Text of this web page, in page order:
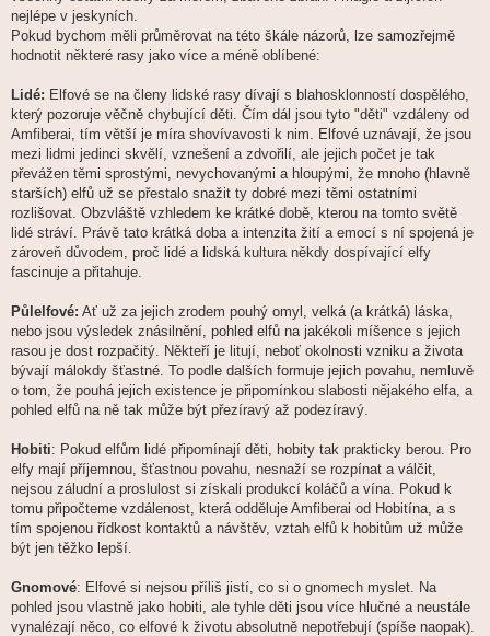
nejlépe v jeskyních.
Pokud bychom měli průměrovat na této škále názorů, lze samozřejmě
hodnotit některé rasy jako více a méně oblíbené:
Lidé: Elfové se na členy lidské rasy dívají s blahosklonností dospělého,
který pozoruje věčně chybující děti. Čím dál jsou tyto "děti" vzdáleny od
Amfiberai, tím větší je míra shovívavosti k nim. Elfové uznávají, že jsou
mezi lidmi jedinci skvělí, vznešení a zdvořilí, ale jejich počet je tak
převážen těmi sprostými, nevychovanými a hloupými, že mnoho (hlavně
starších) elfů už se přestalo snažit ty dobré mezi těmi ostatními
rozlišovat. Obzvláště vzhledem ke krátké době, kterou na tomto světě
lidé stráví. Právě tato krátká doba a intenzita žití a emocí s ní spojená je
zároveň důvodem, proč lidé a lidská kultura někdy dospívající elfy
fascinuje a přitahuje.
Půlelfové: Ať už za jejich zrodem pouhý omyl, velká (a krátká) láska,
nebo jsou výsledek znásilnění, pohled elfů na jakékoli míšence s jejich
rasou je dost rozpačitý. Někteří je litují, neboť okolnosti vzniku a života
bývají málokdy šťastné. To podle dalších formuje jejich povahu, nemluvě
o tom, že pouhá jejich existence je připomínkou slabosti nějakého elfa, a
pohled elfů na ně tak může být přezíravý až podezíravý.
Hobiti: Pokud elfům lidé připomínají děti, hobity tak prakticky berou. Pro
elfy mají příjemnou, šťastnou povahu, nesnaží se rozpínat a válčit,
nejsou záludní a proslulost si získali produkcí koláčů a vína. Pokud k
tomu připočteme vzdálenost, která odděluje Amfiberai od Hobitína, a s
tím spojenou řídkost kontaktů a návštěv, vztah elfů k hobitům už může
být jen těžko lepší.
Gnomové: Elfové si nejsou příliš jistí, co si o gnomech myslet. Na
pohled jsou vlastně jako hobiti, ale tyhle děti jsou více hlučné a neustále
vynalézají něco, co elfové k životu absolutně nepotřebují (spíše naopak).